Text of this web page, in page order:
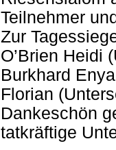
Teilnehmer
Zur
O’Brien Heidi
Burkhard
Florian
Dankeschön
tatkräftige